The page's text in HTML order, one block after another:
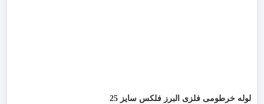
لوله خرطومی فلزی البرز فلکس سایز 25